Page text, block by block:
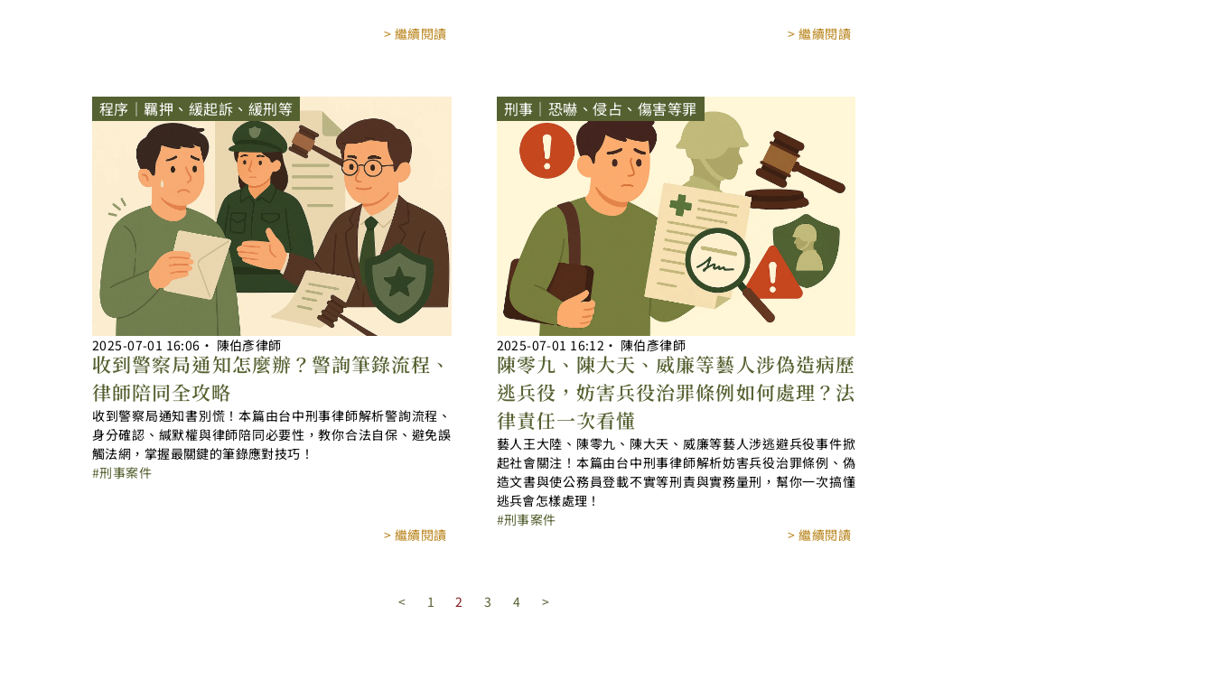
> 繼續閱讀 > 繼續閱讀
程序｜羈押、緩起訴、緩刑等
2025-07-01 16:06 ‧ 陳伯彥律師
收到警察局通知怎麼辦？警詢筆錄流程、
律師陪同全攻略
收到警察局通知書別慌！本篇由台中刑事律師解析警詢流程、
身分確認、緘默權與律師陪同必要性，教你合法自保、避免誤
觸法網，掌握最關鍵的筆錄應對技巧！
刑事案件
> 繼續閱讀
刑事｜恐嚇、侵占、傷害等罪
2025-07-01 16:12 ‧ 陳伯彥律師
陳零九、陳大天、威廉等藝人涉偽造病歷
逃兵役，妨害兵役治罪條例如何處理？法
律責任一次看懂
藝人王大陸、陳零九、陳大天、威廉等藝人涉逃避兵役事件掀
起社會關注！本篇由台中刑事律師解析妨害兵役治罪條例、偽
造文書與使公務員登載不實等刑責與實務量刑，幫你一次搞懂
逃兵會怎樣處理！
刑事案件
> 繼續閱讀
< 1 2 3 4 >